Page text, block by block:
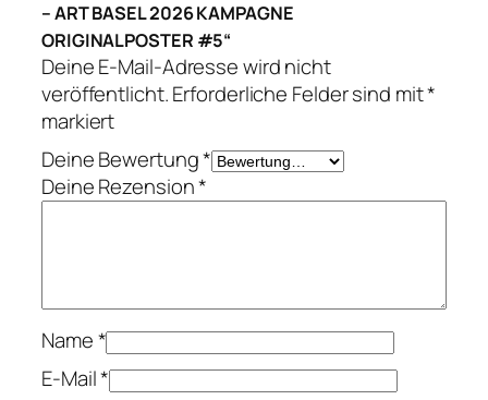
E
O
R
I
I
N
O
S
E
– ART BASEL 2026 KAMPAGNE
ORIGINALPOSTER #5“
Deine E-Mail-Adresse wird nicht
veröffentlicht.Erforderliche Felder sind mit*
markiert
Deine Bewertung*
Deine Rezension*
Name*
E-Mail*